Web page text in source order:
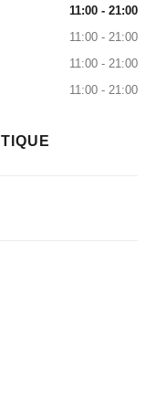
11:00 - 21:00
11:00 - 21:00
11:00 - 21:00
11:00 - 21:00